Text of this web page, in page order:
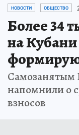
НОВОСТИ ОБЩЕСТВО
Более 34
на Кубани
Самозанятым
напомнили о
взносов